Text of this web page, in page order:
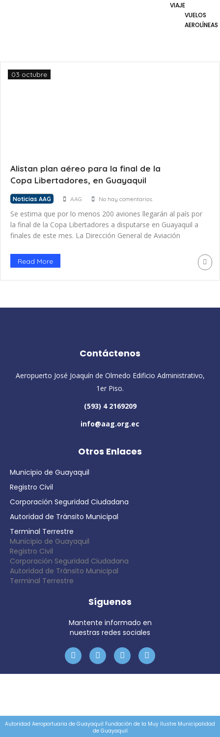
VIAJE
VUELOS
AEROLÍNEAS
Alistan plan aéreo para la final de la
Copa Libertadores, en Guayaquil
03 octubre
Noticias AAG AAG No hay comentarios
Se estima que por lo menos 200 aviones llegarán al país por
la final de la Copa Libertadores a disputarse en Guayaquil a
finales de este mes. La Dirección General de Aviación
congestionamiento del aeropuerto de la ciudad, por lo que
se utilizarán también otras terminales para la permanencia
de estas aeronaves. […]
Read More
Contáctenos
Aeropuerto José Joaquín de Olmedo Edificio Administrativo,
1er Piso.
(593) 4 2169209
info@aag.org.ec
Otros Enlaces
Municipio de Guayaquil
Registro Civil
Corporación Seguridad Ciudadana
Autoridad de Tránsito Municipal
Terminal Terrestre
Municipio de Guayaquil
Registro Civil
Corporación Seguridad Ciudadana
Autoridad de Tránsito Municipal
Terminal Terrestre
Síguenos
Mantente informado en
nuestras redes sociales
Autoridad Aeroportuaria de Guayaquil Fundación de la Muy Ilustre Municipalidad
de Guayaquil